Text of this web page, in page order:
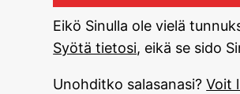
Eikö Sinulla ole vielä
Syötä tietosi, eikä se sido
Unohditko salasanasi?Voit